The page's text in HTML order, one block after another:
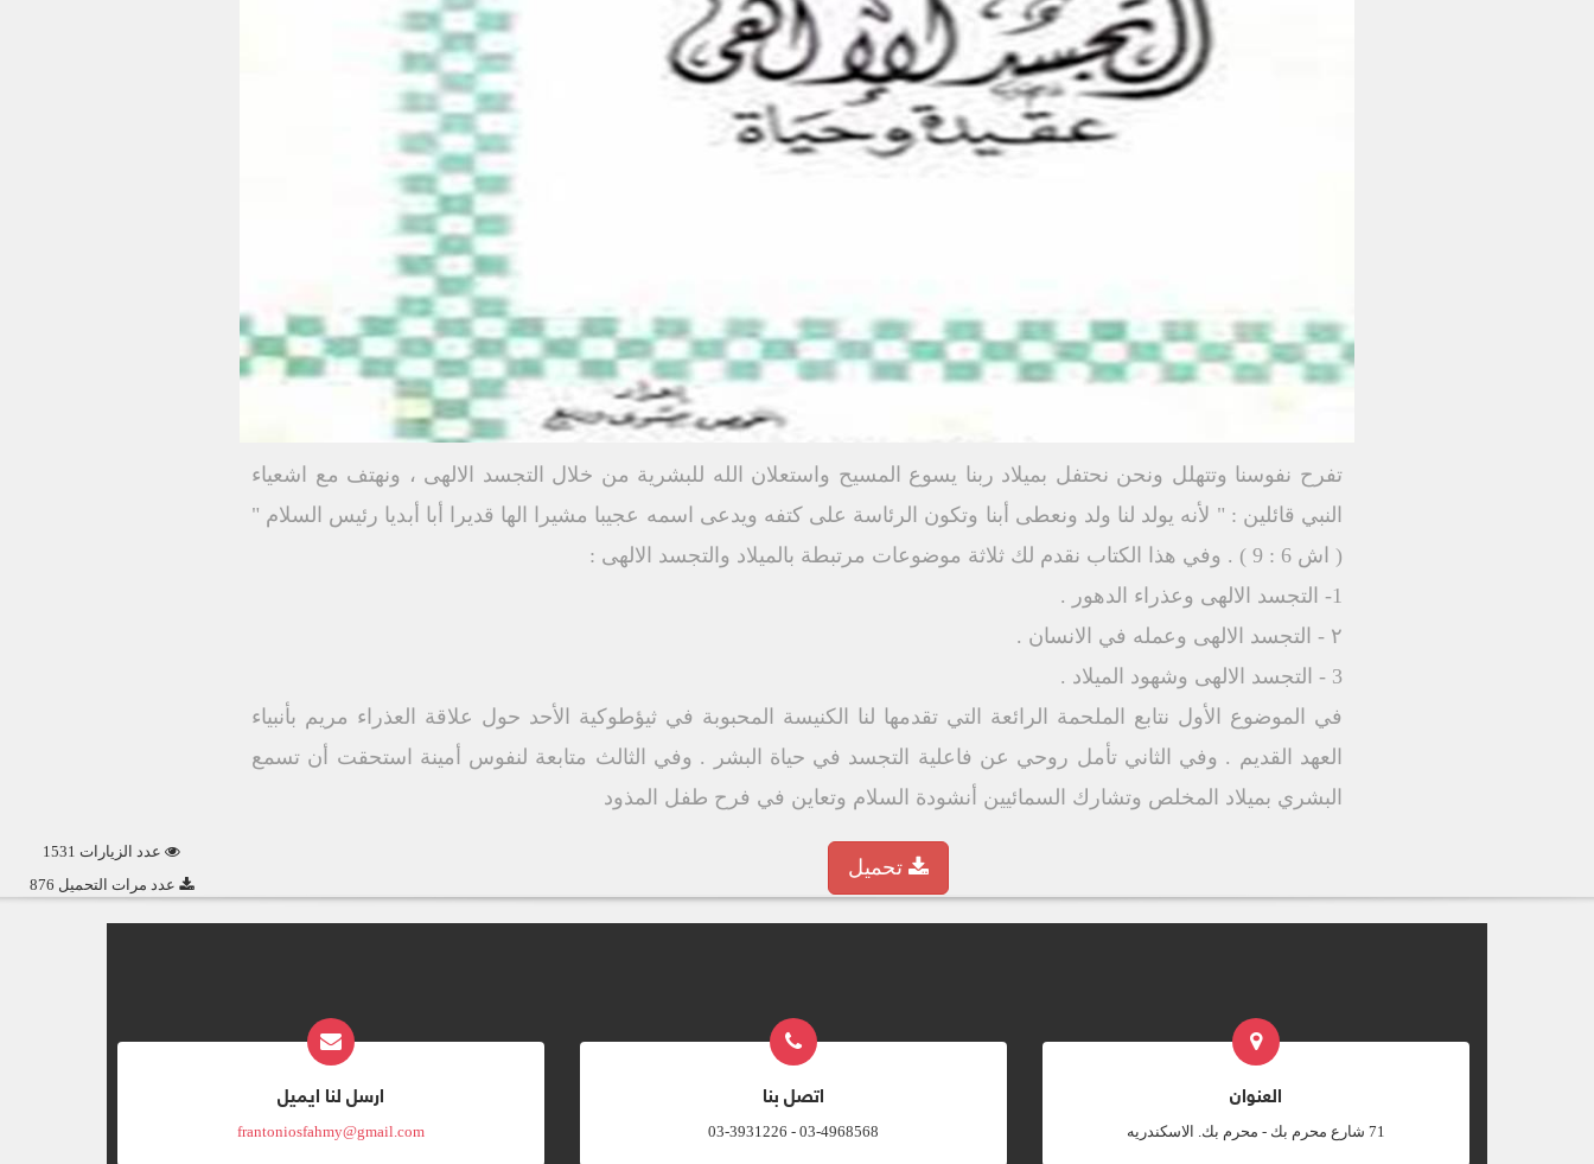
تفرح نفوسنا وتتهلل ونحن نحتفل بميلاد ربنا يسوع المسيح واستعلان الله للبشرية من خلال التجسد الالهى ، ونهتف مع اشعياء
النبي قائلين : " لأنه يولد لنا ولد ونعطى أبنا وتكون الرئاسة على كتفه ويدعى اسمه عجيبا مشيرا الها قديرا أبا أبديا رئيس السلام "
( اش 6 : 9 ) . وفي هذا الكتاب نقدم لك ثلاثة موضوعات مرتبطة بالميلاد والتجسد الالهى :
1- التجسد الالهى وعذراء الدهور .
٢ - التجسد الالهى وعمله في الانسان .
3 - التجسد الالهى وشهود الميلاد .
في الموضوع الأول نتابع الملحمة الرائعة التي تقدمها لنا الكنيسة المحبوبة في ثيؤطوكية الأحد حول علاقة العذراء مريم بأنبياء
العهد القديم . وفي الثاني تأمل روحي عن فاعلية التجسد في حياة البشر . وفي الثالث متابعة لنفوس أمينة استحقت أن تسمع
البشري بميلاد المخلص وتشارك السمائيين أنشودة السلام وتعاين في فرح طفل المذود
عدد الزيارات 1531
عدد مرات التحميل 876
تحميل
العنوان
‎71 شارع محرم بك - محرم بك. الاسكندريه
اتصل بنا
03-4968568 - 03-3931226
ارسل لنا ايميل
frantoniosfahmy@gmail.com